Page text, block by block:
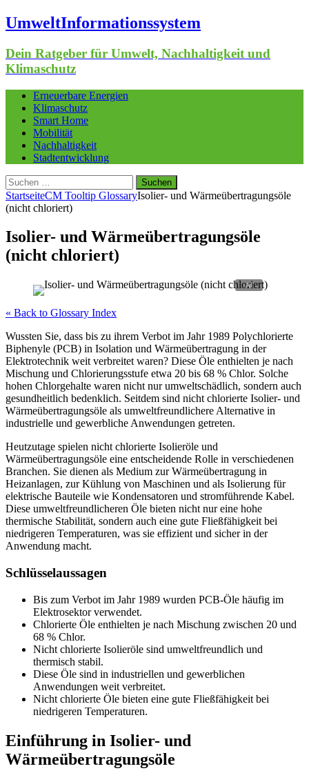
UmweltInformationssystem
Dein Ratgeber für Umwelt, Nachhaltigkeit und
Klimaschutz
Erneuerbare Energien
Klimaschutz
Smart Home
Mobilität
Nachhaltigkeit
Stadtentwicklung
Suchen
nach:
StartseiteCM Tooltip GlossaryIsolier- und Wärmeübertragungsöle
(nicht chloriert)
Isolier- und Wärmeübertragungsöle
(nicht chloriert)
« Back to Glossary Index
Wussten Sie, dass bis zu ihrem Verbot im Jahr 1989 Polychlorierte
Biphenyle (PCB) in Isolation und Wärmeübertragung in der
Elektrotechnik weit verbreitet waren? Diese Öle enthielten je nach
Mischung und Chlorierungsstufe etwa 20 bis 68 % Chlor. Solche
hohen Chlorgehalte waren nicht nur umweltschädlich, sondern auch
gesundheitlich bedenklich. Seitdem sind nicht chlorierte Isolier- und
Wärmeübertragungsöle als umweltfreundlichere Alternative in
industrielle und gewerbliche Anwendungen getreten.
Heutzutage spielen nicht chlorierte Isolieröle und
Wärmeübertragungsöle eine entscheidende Rolle in verschiedenen
Branchen. Sie dienen als Medium zur Wärmeübertragung in
Heizanlagen, zur Kühlung von Maschinen und als Isolierung für
elektrische Bauteile wie Kondensatoren und stromführende Kabel.
Diese umweltfreundlicheren Öle bieten nicht nur eine hohe
thermische Stabilität, sondern auch eine gute Fließfähigkeit bei
niedrigeren Temperaturen, was sie effizient und sicher in der
Anwendung macht.
Schlüsselaussagen
Bis zum Verbot im Jahr 1989 wurden PCB-Öle häufig im
Elektrosektor verwendet.
Chlorierte Öle enthielten je nach Mischung zwischen 20 und
68 % Chlor.
Nicht chlorierte Isolieröle sind umweltfreundlich und
thermisch stabil.
Diese Öle sind in industriellen und gewerblichen
Anwendungen weit verbreitet.
Nicht chlorierte Öle bieten eine gute Fließfähigkeit bei
niedrigeren Temperaturen.
Einführung in Isolier- und
Wärmeübertragungsöle